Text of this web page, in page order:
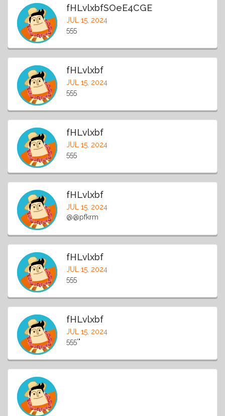
fHLvlxbfSOeE4CGE
JUL 15, 2024
555
fHLvlxbf
JUL 15, 2024
555
fHLvlxbf
JUL 15, 2024
555
fHLvlxbf
JUL 15, 2024
@@pfkrm
fHLvlxbf
JUL 15, 2024
555
fHLvlxbf
JUL 15, 2024
555'"